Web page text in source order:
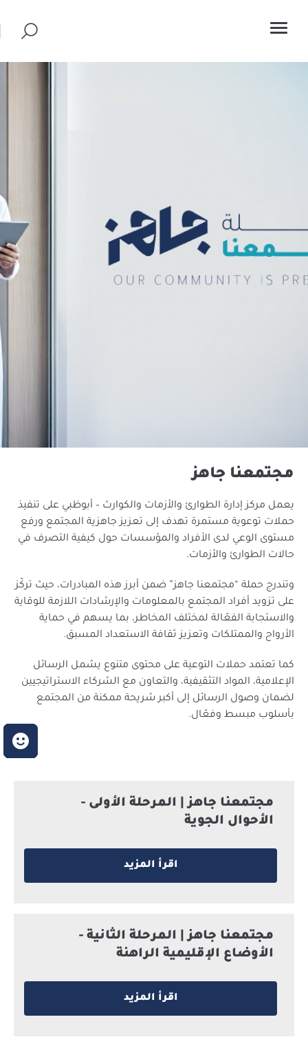
مجتمعنا جاهز
يعمل مركز إدارة الطوارئ والأزمات والكوارث – أبوظبي على تنفيذ
حملات توعوية مستمرة تهدف إلى تعزيز جاهزية المجتمع ورفع
مستوى الوعي لدى الأفراد والمؤسسات حول كيفية التصرف في
حالات الطوارئ والأزمات.
وتندرج حملة “مجتمعنا جاهز” ضمن أبرز هذه المبادرات، حيث تركّز
على تزويد أفراد المجتمع بالمعلومات والإرشادات اللازمة للوقاية
والاستجابة الفعّالة لمختلف المخاطر، بما يسهم في حماية
الأرواح والممتلكات وتعزيز ثقافة الاستعداد المسبق.
كما تعتمد حملات التوعية على محتوى متنوع يشمل الرسائل
الإعلامية، المواد التثقيفية، والتعاون مع الشركاء الاستراتيجيين
لضمان وصول الرسائل إلى أكبر شريحة ممكنة من المجتمع
بأسلوب مبسط وفعّال.
مجتمعنا جاهز | المرحلة الأولى -
الأحوال الجوية
اقرأ المزيد
مجتمعنا جاهز | المرحلة الثانية -
الأوضاع الإقليمية الراهنة
اقرأ المزيد